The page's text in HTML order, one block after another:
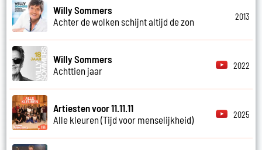
Willy Sommers
Achter de wolken schijnt altijd de zon
2013
Willy Sommers
Achttien jaar
2022
Artiesten voor 11.11.11
Alle kleuren (Tijd voor menselijkheid)
2025